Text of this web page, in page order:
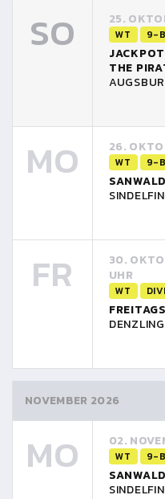
SO 25.
WT 9-
THE
MO 26.
WT 9-
FR
30.
UHR
WT
NOVEMBER 2026
MO 02.
WT 9-